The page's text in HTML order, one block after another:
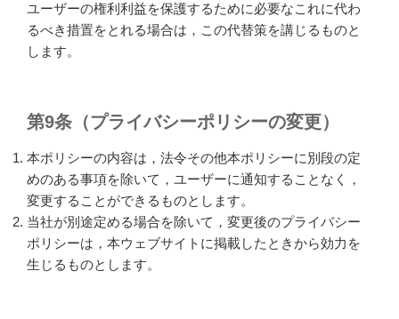
ユーザーの権利利益を保護するために必要なこれに代わ
るべき措置をとれる場合は，この代替策を講じるものと
します。
第9条（プライバシーポリシーの変更）
本ポリシーの内容は，法令その他本ポリシーに別段の定
めのある事項を除いて，ユーザーに通知することなく，
変更することができるものとします。
当社が別途定める場合を除いて，変更後のプライバシー
ポリシーは，本ウェブサイトに掲載したときから効力を
生じるものとします。